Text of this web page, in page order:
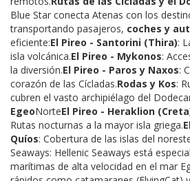
Blue Star conecta Atenas con los
transportando pasajeros, coches y
eficiente:El Pireo - Santorini (Thira):
isla volcánica.El Pireo - Mykonos:
la diversión.El Pireo - Paros y Naxos:
corazón de las Cícladas.Rodas y Kos:
cubren el vasto archipiélago del
EgeoNorteEl Pireo - Heraklion
Rutas nocturnas a la mayor isla griega.
Quíos: Cobertura de las islas del
Seaways: Hellenic Seaways está
marítimas de alta velocidad en el mar